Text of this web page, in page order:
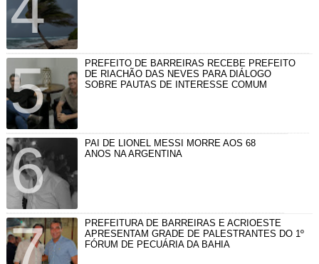
PREFEITO DE BARREIRAS RECEBE PREFEITO
DE RIACHÃO DAS NEVES PARA DIÁLOGO
SOBRE PAUTAS DE INTERESSE COMUM
PAI DE LIONEL MESSI MORRE AOS 68
ANOS NA ARGENTINA
PREFEITURA DE BARREIRAS E ACRIOESTE
APRESENTAM GRADE DE PALESTRANTES DO 1º
FÓRUM DE PECUÁRIA DA BAHIA